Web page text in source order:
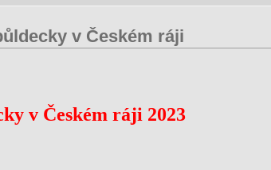
v Českém ráji
ráji 2023